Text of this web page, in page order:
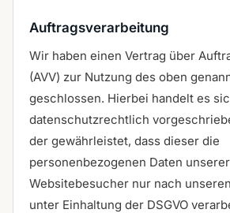
Auftragsverarbeitung
Wir haben einen Vertrag über
(AVV) zur Nutzung des oben
geschlossen. Hierbei handelt es
datenschutzrechtlich
der gewährleistet, dass dieser die
personenbezogenen Daten unserer
Websitebesucher nur nach
unter Einhaltung der DSGVO